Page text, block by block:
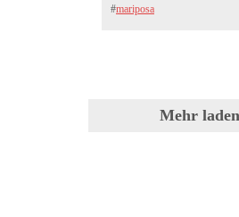
#mariposa
Mehr laden